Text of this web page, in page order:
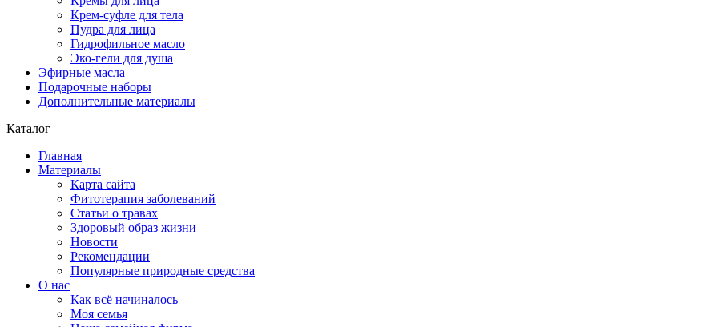
Крем-суфле для тела
Пудра для лица
Гидрофильное масло
Эко-гели для душа
Эфирные масла
Подарочные наборы
Дополнительные материалы
Каталог
Главная
Материалы
Карта сайта
Фитотерапия заболеваний
Статьи о травах
Здоровый образ жизни
Новости
Рекомендации
Популярные природные средства
О нас
Как всё начиналось
Моя семья